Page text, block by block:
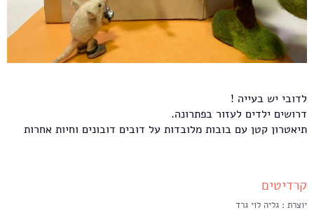
לדובי יש בעייה !
דרושים ילדים לעזור בפתרונה.
תיאטרון קטן עם בובות מלובדות על דובים דובונים וחיות אחרות
קרדיטים
יוצרת : גליה לוי גרד